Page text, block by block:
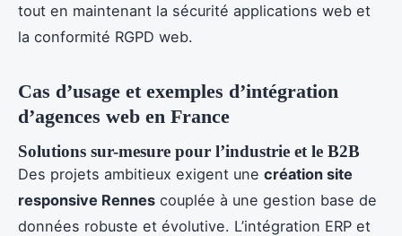
tout en maintenant la sécurité applications web et
la conformité RGPD web.
Cas d’usage et exemples d’intégration
d’agences web en France
Solutions sur-mesure pour l’industrie et le B2B
Des projets ambitieux exigent une création site
responsive Rennes couplée à une gestion base de
données robuste et évolutive. L’intégration ERP et